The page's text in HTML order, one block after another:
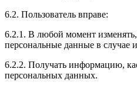
6.2. Пользователь вправе:
6.2.1. В любой момент
персональные данные в случае
6.2.2. Получать информацию,
персональных данных.